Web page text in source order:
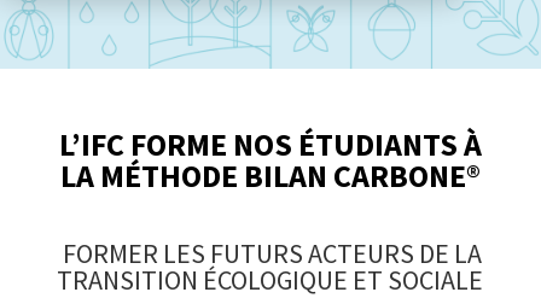
L’IFC FORME NOS ÉTUDIANTS À
LA MÉTHODE BILAN CARBONE®
FORMER LES FUTURS ACTEURS DE LA
TRANSITION ÉCOLOGIQUE ET SOCIALE